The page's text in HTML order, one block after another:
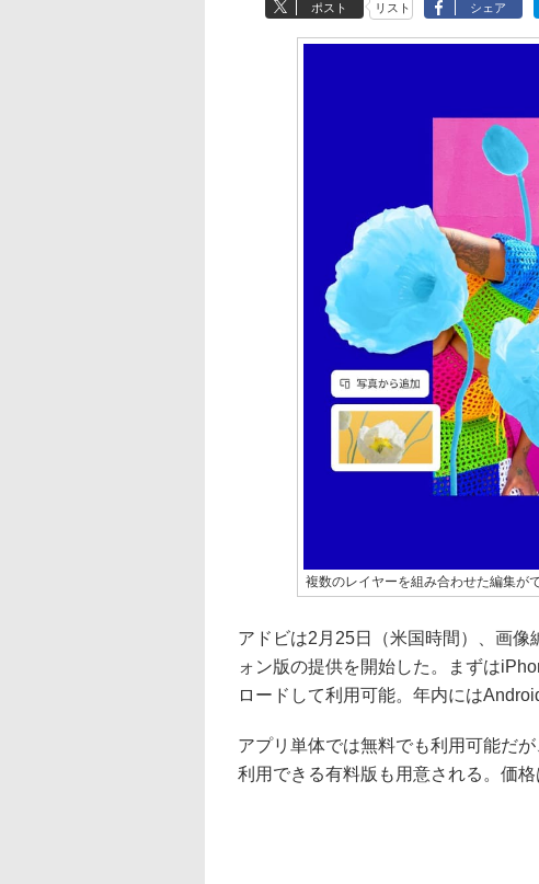
ポスト リスト シェア
複数のレイヤーを組み合わせた編集が
アドビは2月25日（米国時間）、画
ォン版の提供を開始した。まずは
ロードして利用可能。年内には
アプリ単体では無料でも利用可能だ
利用できる有料版も用意される。価格